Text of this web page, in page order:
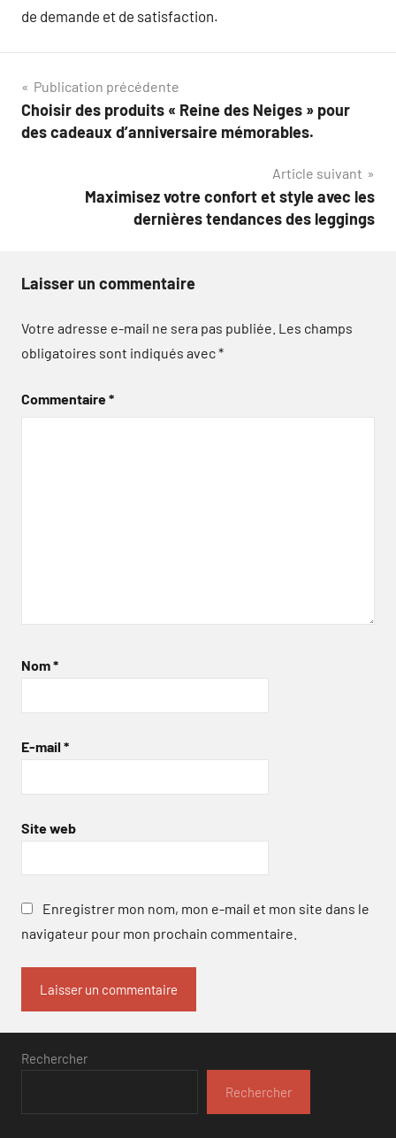
de demande et de satisfaction.
Navigation
de
Publication précédente
Choisir des produits « Reine des Neiges » pour
des cadeaux d’anniversaire mémorables.
Article suivant
Maximisez votre confort et style avec les
dernières tendances des leggings
Laisser un commentaire
Votre adresse e-mail ne sera pas publiée. Les champs
obligatoires sont indiqués avec*
Commentaire*
Nom*
E-mail *
Site web
Enregistrer mon nom, mon e-mail et mon site dans le
navigateur pour mon prochain commentaire.
Rechercher
Rechercher